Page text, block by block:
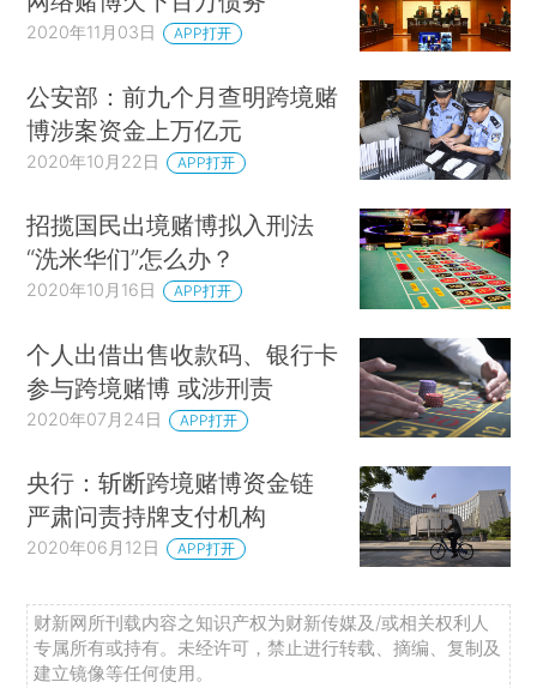
2020年11月03日 APP打开
公安部：前九个月查明跨境赌
博涉案资金上万亿元
2020年10月22日 APP打开
招揽国民出境赌博拟入刑法
“洗米华们”怎么办？
2020年10月16日 APP打开
个人出借出售收款码、银行卡
参与跨境赌博 或涉刑责
2020年07月24日 APP打开
央行：斩断跨境赌博资金链
严肃问责持牌支付机构
2020年06月12日 APP打开
财新网所刊载内容之知识产权为财新传媒及/或相关权利人
专属所有或持有。未经许可，禁止进行转载、摘编、复制及
建立镜像等任何使用。